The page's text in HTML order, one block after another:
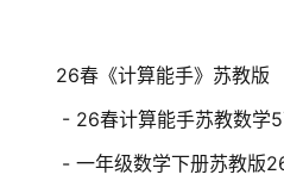
26春《计算能手》苏教版
- 26春计算能手苏教数学
- 一年级数学下册苏教版